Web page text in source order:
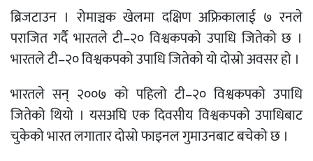
ब्रिजटाउन । रोमाञ्चक खेलमा दक्षिण अफ्रिकालाई ७ रनले
पराजित गर्दै भारतले टी–२० विश्वकपको उपाधि जितेको छ ।
भारतले टी–२० विश्वकपको उपाधि जितेको यो दोस्रो अवसर हो ।
भारतले सन् २००७ को पहिलो टी–२० विश्वकपको उपाधि
जितेको थियो । यसअघि एक दिवसीय विश्वकपको उपाधिबाट
चुकेको भारत लगातार दोस्रो फाइनल गुमाउनबाट बचेको छ ।